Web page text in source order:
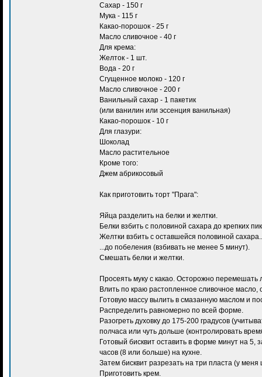
Сахар - 150 г
Мука - 115 г
Какао-порошок - 25 г
Масло сливочное - 40 г
Для крема:
Желток - 1 шт.
Вода - 20 г
Сгущенное молоко - 120 г
Масло сливочное - 200 г
Ванильный сахар - 1 пакетик
(или ванилин или эссенция ванильная)
Какао-порошок - 10 г
Для глазури:
Шоколад
Масло растительное
Кроме того:
Джем абрикосовый
Как приготовить торт "Прага":
Яйца разделить на белки и желтки.
Белки взбить с половиной сахара до крепких
Желтки взбить с оставшейся половиной
...до побеления (взбивать не менее 5 минут).
Смешать белки и желтки.
Просеять муку с какао. Осторожно перемешать
Влить по краю растопленное сливочное
Готовую массу вылить в смазанную маслом и
Распределить равномерно по всей форме.
Разогреть духовку до 175-200 градусов
полчаса или чуть дольше (контролировать
Готовый бисквит оставить в форме минут на 5,
часов (8 или больше) на кухне.
Затем бисквит разрезать на три пласта (у
Приготовить крем.